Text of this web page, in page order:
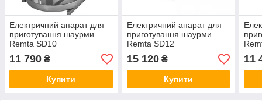
Електричний апарат для
приготування шаурми
Remta SD10
11 790 ₴
Купити
Електричний апарат для
приготування шаурми
Remta SD12
15 120₴
Купити
11